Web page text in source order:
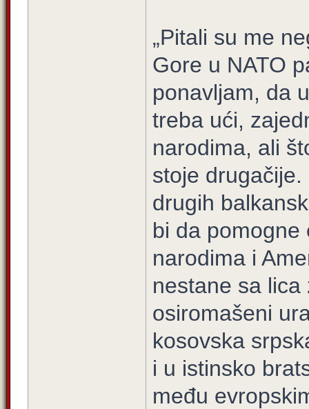
„Pitali su me
Gore u NATO
ponavljam, da
treba ući,
narodima, ali
stoje
drugih
bi da pomogne
narodima i
nestane sa lica
osiromašeni
kosovska
i u istinsko
među